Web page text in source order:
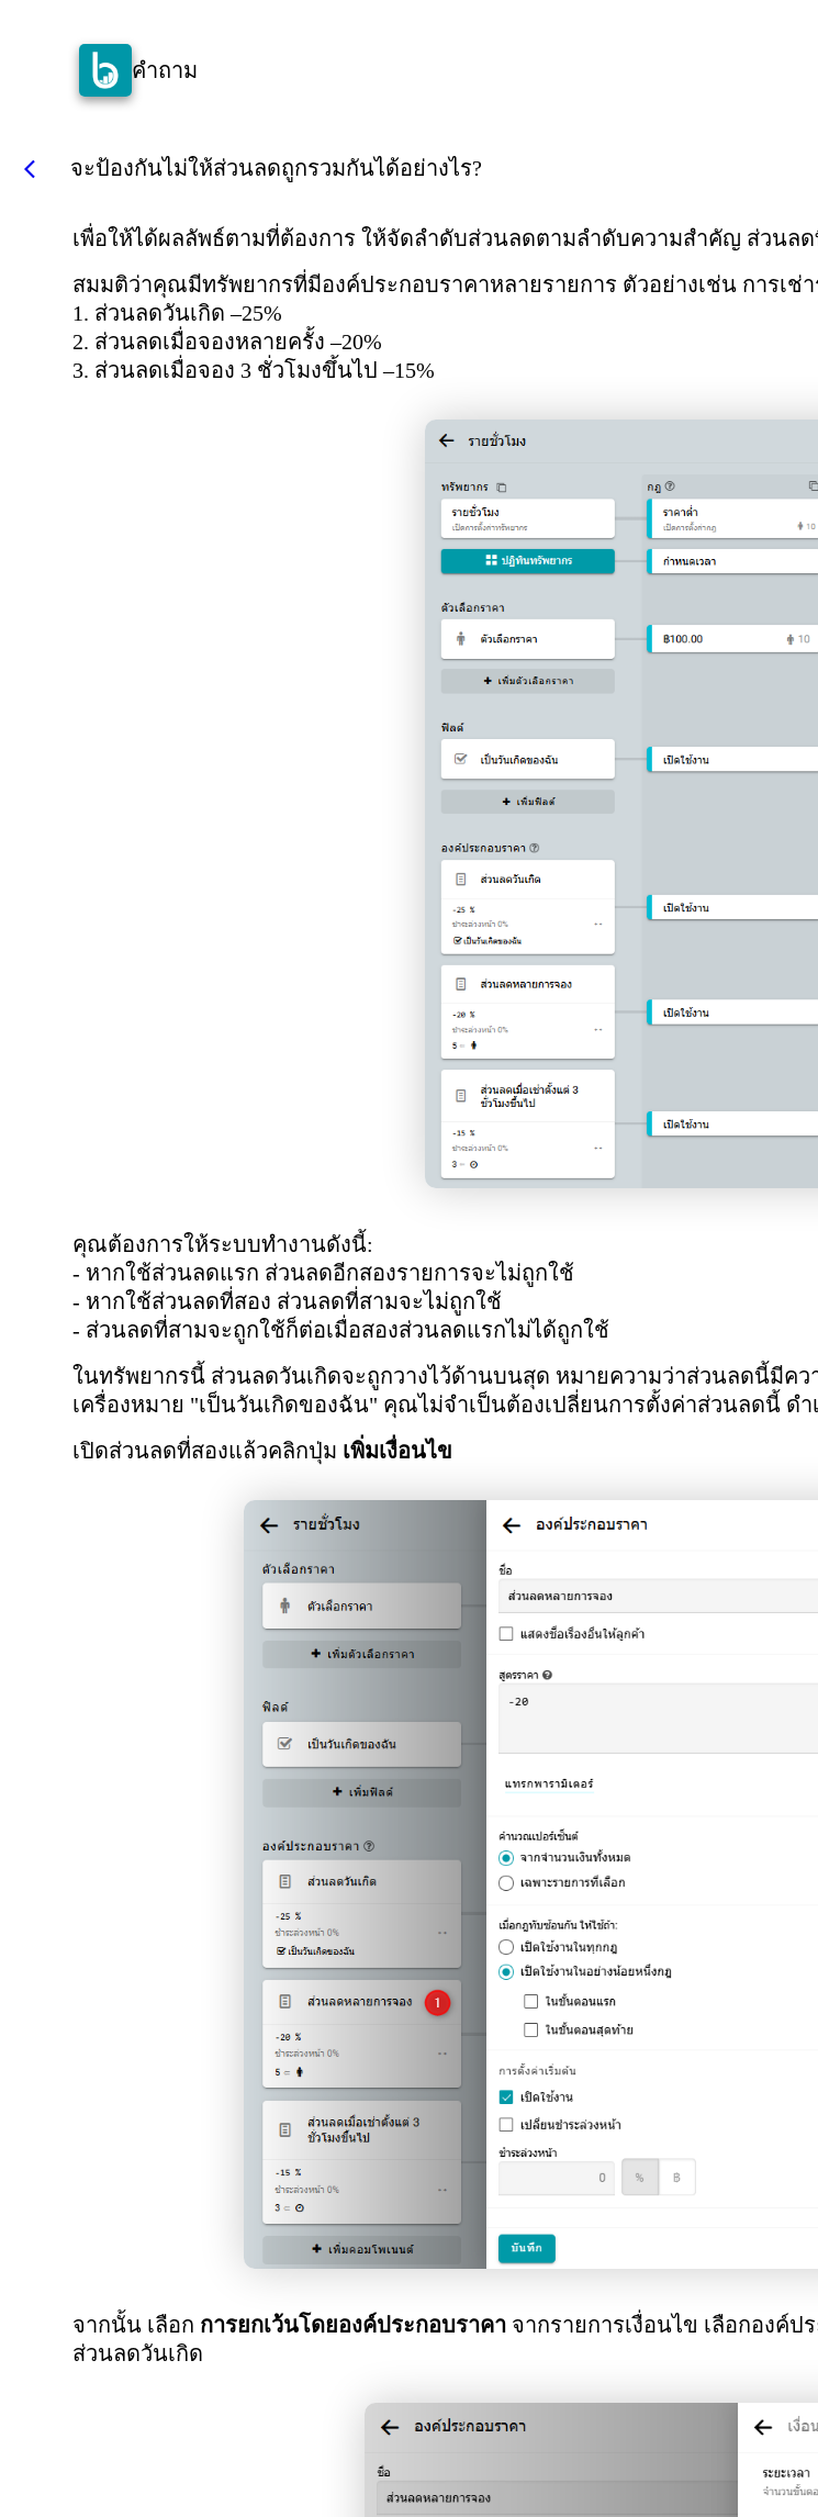
คำถาม
arrow_back_ios จะป้องกันไม่ให้ส่วนลดถูกรวมกันได้อย่างไร?
เพื่อให้ได้ผลลัพธ์ตามที่ต้องการ ให้จัดลำดับส่วนลดตามลำดับความสำคัญ ส่วนล
สมมติว่าคุณมีทรัพยากรที่มีองค์ประกอบราคาหลายรายการ ตัวอย่างเช่น การเช่
1. ส่วนลดวันเกิด –25%
2. ส่วนลดเมื่อจองหลายครั้ง –20%
3. ส่วนลดเมื่อจอง 3 ชั่วโมงขึ้นไป –15%
คุณต้องการให้ระบบทำงานดังนี้:
- หากใช้ส่วนลดแรก ส่วนลดอีกสองรายการจะไม่ถูกใช้
- หากใช้ส่วนลดที่สอง ส่วนลดที่สามจะไม่ถูกใช้
- ส่วนลดที่สามจะถูกใช้ก็ต่อเมื่อสองส่วนลดแรกไม่ได้ถูกใช้
ในทรัพยากรนี้ ส่วนลดวันเกิดจะถูกวางไว้ด้านบนสุด หมายความว่าส่วนลดนี้มีค
เครื่องหมาย "เป็นวันเกิดของฉัน" คุณไม่จำเป็นต้องเปลี่ยนการตั้งค่าส่วนลดนี้ ด
เปิดส่วนลดที่สองแล้วคลิกปุ่ม เพิ่มเงื่อนไข
จากนั้น เลือก การยกเว้นโดยองค์ประกอบราคา จากรายการเงื่อนไข เลือกองค์
ส่วนลดวันเกิด